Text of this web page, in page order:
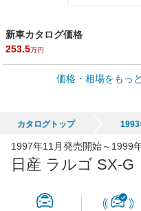
新車カタログ価格
253.5万円
車買取価格 *
73,850円
価格・相場をもっ
カタログトップ 1993
1997年11月発売開始～1999
日産 ラルゴ SX-G